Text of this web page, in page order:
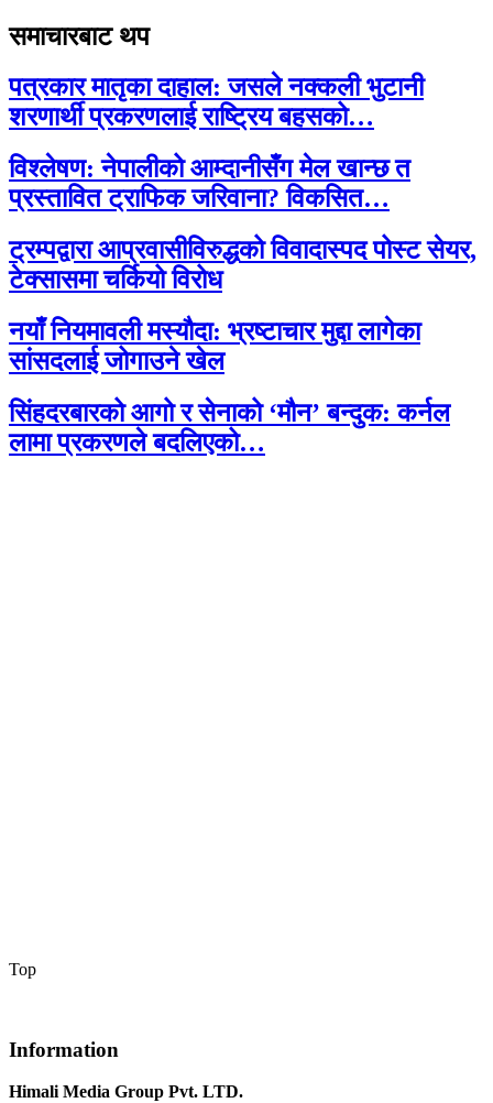
समाचारबाट थप
पत्रकार मातृका दाहाल: जसले नक्कली भुटानी
शरणार्थी प्रकरणलाई राष्ट्रिय बहसको…
विश्लेषण: नेपालीको आम्दानीसँग मेल खान्छ त
प्रस्तावित ट्राफिक जरिवाना? विकसित…
ट्रम्पद्वारा आप्रवासीविरुद्धको विवादास्पद पोस्ट सेयर,
टेक्सासमा चर्कियो विरोध
नयाँ नियमावली मस्यौदा: भ्रष्टाचार मुद्दा लागेका
सांसदलाई जोगाउने खेल
सिंहदरबारको आगो र सेनाको ‘मौन’ बन्दुक: कर्नल
लामा प्रकरणले बदलिएको…
Top
Information
Himali Media Group Pvt. LTD.